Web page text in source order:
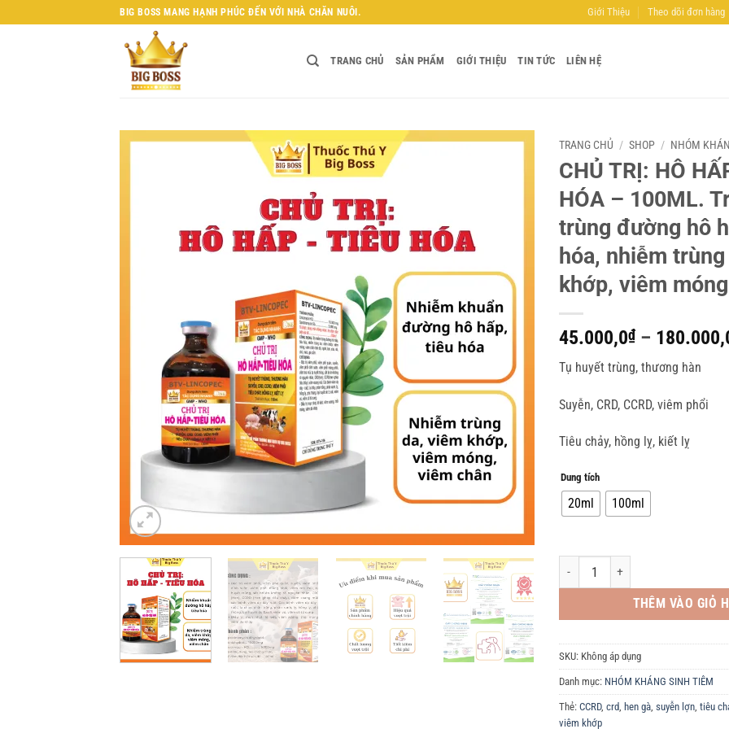
qua
BIG BOSS MANG HẠNH PHÚC ĐẾN VỚI NHÀ CHĂN NUÔI. Giới Thiệu Theo dõi đơn hàng
TRANG CHỦ SẢN PHẨM GIỚI THIỆU TIN TỨC LIÊN HỆ
TRANG CHỦ / SHOP / NHÓM
CHỦ TRỊ: HÔ
HÓA – 100ML.
trùng đường hô
hóa, nhiễm
khớp, viêm
45.000,0₫ –
Tụ huyết trùng, thương hàn
Suyễn, CRD, CCRD, viêm phổi
Tiêu chảy, hồng lỵ, kiết lỵ
Dung tích
20ml 100ml
CHỦ TRỊ: HÔ HẤP - TIÊU HÓA -
THÊM VÀO GIỎ
SKU: Không áp dụng
Danh mục: NHÓM KHÁNG SINH TIÊM
Thẻ: CCRD, crd, hen gà, suyễn lợn, tiêu
viêm khớp